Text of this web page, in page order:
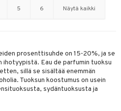
5 6 Näytä kaikki
prosenttisuhde on 15-20%, ja se
ihotyypistä. Eau de parfumin tuoksu
sillä se sisältää enemmän
Tuoksun koostumus on usein
sydäntuoksusta ja